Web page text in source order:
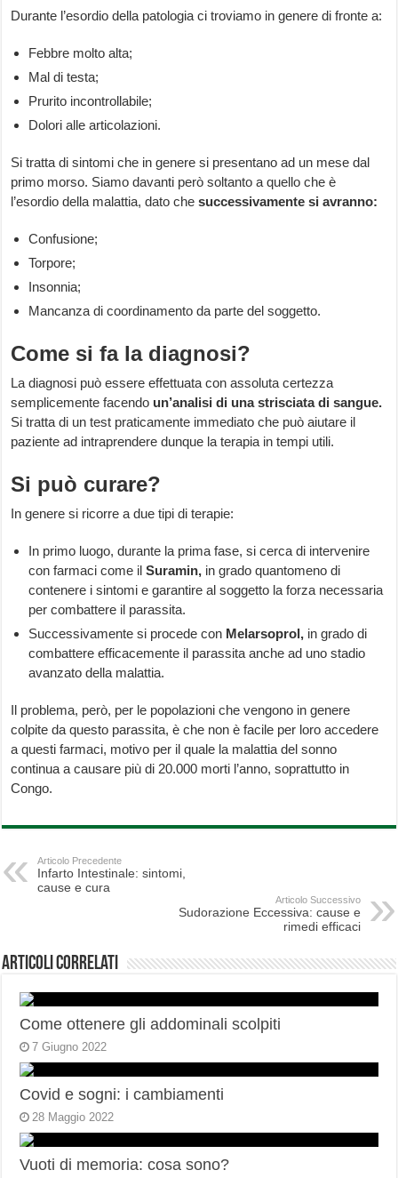
Durante l’esordio della patologia ci troviamo in genere di fronte a:
Febbre molto alta;
Mal di testa;
Prurito incontrollabile;
Dolori alle articolazioni.
Si tratta di sintomi che in genere si presentano ad un mese dal
primo morso. Siamo davanti però soltanto a quello che è
l’esordio della malattia, dato chesuccessivamente si avranno:
Confusione;
Torpore;
Insonnia;
Mancanza di coordinamento da parte del soggetto.
Come si fa la diagnosi?
La diagnosi può essere effettuata con assoluta certezza
semplicemente facendo un’analisi di una strisciata di sangue.
Si tratta di un test praticamente immediato che può aiutare il
paziente ad intraprendere dunque la terapia in tempi utili.
Si può curare?
In genere si ricorre a due tipi di terapie:
In primo luogo, durante la prima fase, si cerca di intervenire
con farmaci come ilSuramin, in grado quantomeno di
contenere i sintomi e garantire al soggetto la forza necessaria
per combattere il parassita.
Successivamente si procede con Melarsoprol, in grado di
combattere efficacemente il parassita anche ad uno stadio
avanzato della malattia.
Il problema, però, per le popolazioni che vengono in genere
colpite da questo parassita, è che non è facile per loro accedere
a questi farmaci, motivo per il quale la malattia del sonno
continua a causare più di 20.000 morti l’anno, soprattutto in
Congo.
Articolo Precedente
Infarto Intestinale: sintomi,
cause e cura
Articolo Successivo
Sudorazione Eccessiva: cause e
rimedi efficaci
Articoli correlati
Come ottenere gli addominali scolpiti
7 Giugno 2022
Covid e sogni: i cambiamenti
28 Maggio 2022
Vuoti di memoria: cosa sono?